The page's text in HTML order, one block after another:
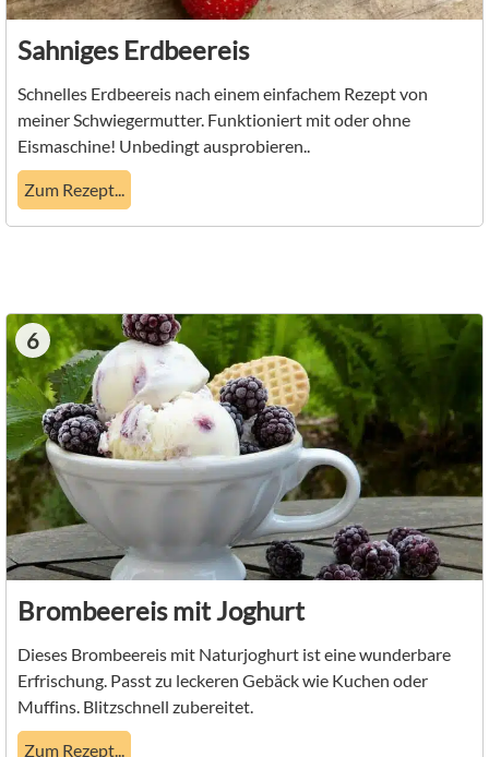
Sahniges Erdbeereis
Schnelles Erdbeereis nach einem einfachem Rezept von
meiner Schwiegermutter. Funktioniert mit oder ohne
Eismaschine! Unbedingt ausprobieren..
Zum Rezept...
6
Brombeereis mit Joghurt
Dieses Brombeereis mit Naturjoghurt ist eine wunderbare
Erfrischung. Passt zu leckeren Gebäck wie Kuchen oder
Muffins. Blitzschnell zubereitet.
Zum Rezept...